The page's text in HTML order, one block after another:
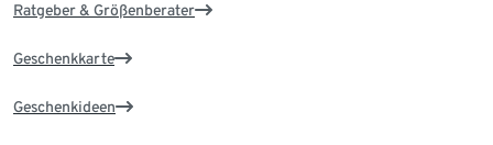
Ratgeber & Größenberater
Geschenkkarte
Geschenkideen